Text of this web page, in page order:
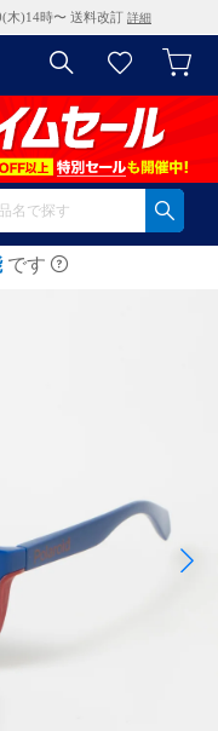
木)14時〜 送料改訂 詳細
です